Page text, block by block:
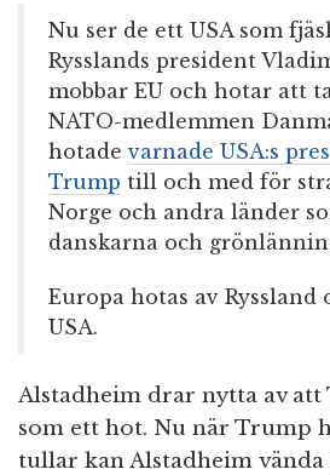
Nu ser de ett USA som
Rysslands president
mobbar EU och hotar att
NATO-medlemmen
hotadevarnade USA:s
Trump till och med för
Norge och andra länder
danskarna och
Europa hotas av Ryssland
USA.
Alstadheim drar nytta av
som ett hot. Nu när Trump
tullar kan Alstadheim vända